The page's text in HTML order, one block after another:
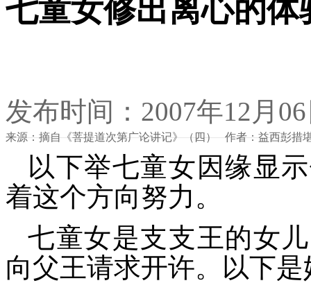
七童女修出离心的体
发布时间：2007年12月
来源：摘自《菩提道次第广论讲记》（四） 作者：益西彭措
以下举七童女因缘显
着这个方向努力。
七童女是支支王的女
向父王请求开许。以下